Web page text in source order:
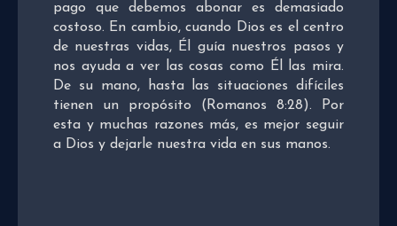
pago que debemos abonar es demasiado
costoso. En cambio, cuando Dios es el centro
de nuestras vidas, Él guía nuestros pasos y
nos ayuda a ver las cosas como Él las mira.
De su mano, hasta las situaciones difíciles
tienen un propósito (Romanos 8:28). Por
esta y muchas razones más, es mejor seguir
a Dios y dejarle nuestra vida en sus manos.